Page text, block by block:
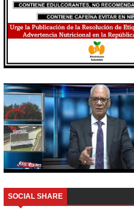
SOCIAL SHARE